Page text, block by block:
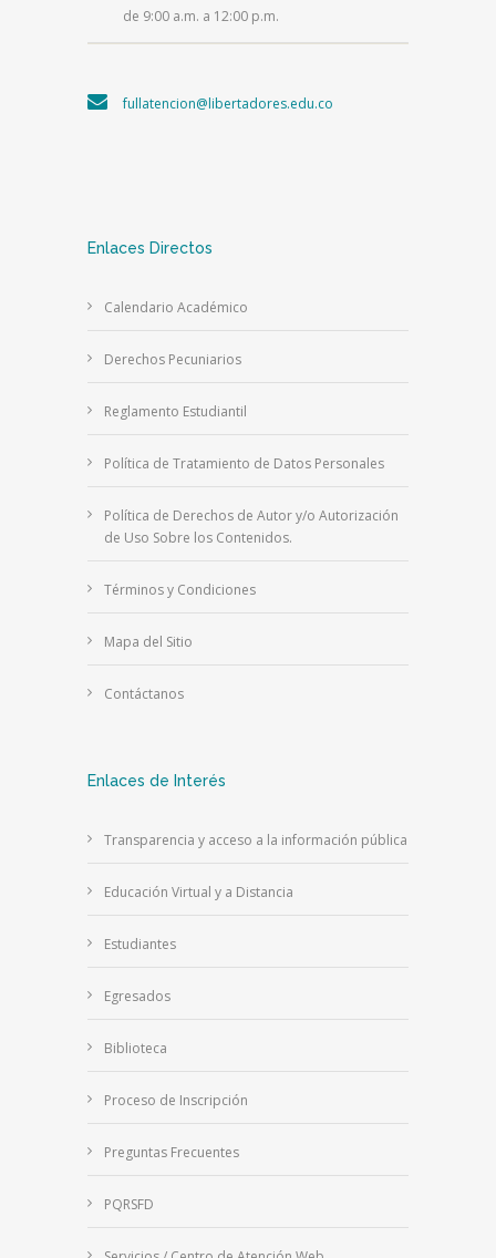
de 9:00 a.m. a 12:00 p.m.
fullatencion@libertadores.edu.co
Enlaces Directos
Calendario Académico
Derechos Pecuniarios
Reglamento Estudiantil
Política de Tratamiento de Datos Personales
Política de Derechos de Autor y/o Autorización
de Uso Sobre los Contenidos.
Términos y Condiciones
Mapa del Sitio
Contáctanos
Enlaces de Interés
Transparencia y acceso a la información pública
Educación Virtual y a Distancia
Estudiantes
Egresados
Biblioteca
Proceso de Inscripción
Preguntas Frecuentes
PQRSFD